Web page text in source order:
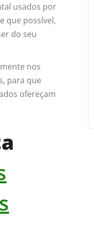
usados por
que possível,
do seu
nos
para que
ofereçam